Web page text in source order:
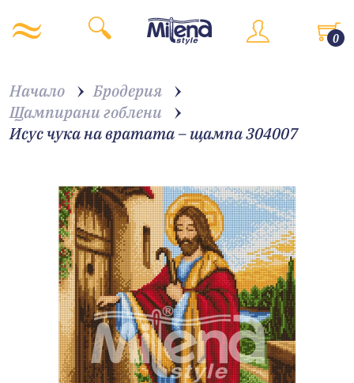
0
Начало
Бродерия
Щампирани гоблени
Исус чука на вратата – щампа 304007